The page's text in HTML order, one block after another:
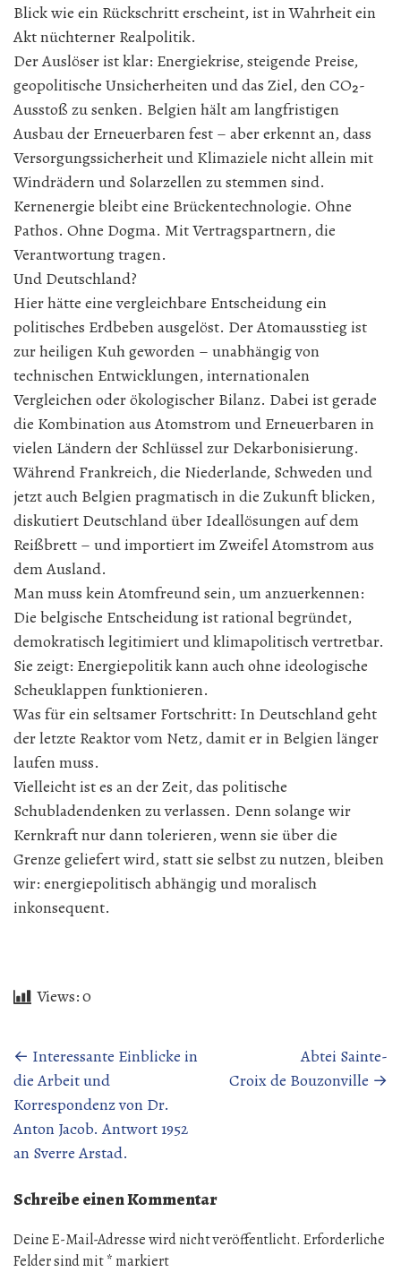
Blick wie ein Rückschritt erscheint, ist in Wahrheit ein
Akt nüchterner Realpolitik.
Der Auslöser ist klar: Energiekrise, steigende Preise,
geopolitische Unsicherheiten und das Ziel, den CO₂-
Ausstoß zu senken. Belgien hält am langfristigen
Ausbau der Erneuerbaren fest – aber erkennt an, dass
Versorgungssicherheit und Klimaziele nicht allein mit
Windrädern und Solarzellen zu stemmen sind.
Kernenergie bleibt eine Brückentechnologie. Ohne
Pathos. Ohne Dogma. Mit Vertragspartnern, die
Verantwortung tragen.
Und Deutschland?
Hier hätte eine vergleichbare Entscheidung ein
politisches Erdbeben ausgelöst. Der Atomausstieg ist
zur heiligen Kuh geworden – unabhängig von
technischen Entwicklungen, internationalen
Vergleichen oder ökologischer Bilanz. Dabei ist gerade
die Kombination aus Atomstrom und Erneuerbaren in
vielen Ländern der Schlüssel zur Dekarbonisierung.
Während Frankreich, die Niederlande, Schweden und
jetzt auch Belgien pragmatisch in die Zukunft blicken,
diskutiert Deutschland über Ideallösungen auf dem
Reißbrett – und importiert im Zweifel Atomstrom aus
dem Ausland.
Man muss kein Atomfreund sein, um anzuerkennen:
Die belgische Entscheidung ist rational begründet,
demokratisch legitimiert und klimapolitisch vertretbar.
Sie zeigt: Energiepolitik kann auch ohne ideologische
Scheuklappen funktionieren.
Was für ein seltsamer Fortschritt: In Deutschland geht
der letzte Reaktor vom Netz, damit er in Belgien länger
laufen muss.
Vielleicht ist es an der Zeit, das politische
Schubladendenken zu verlassen. Denn solange wir
Kernkraft nur dann tolerieren, wenn sie über die
Grenze geliefert wird, statt sie selbst zu nutzen, bleiben
wir: energiepolitisch abhängig und moralisch
inkonsequent.
Views:0
Beitragsnavigation
← Interessante Einblicke in
die Arbeit und
Korrespondenz von Dr.
Anton Jacob. Antwort 1952
an Sverre Arstad.
Abtei Sainte-
Croix de Bouzonville →
Schreibe einen Kommentar
Deine E-Mail-Adresse wird nicht veröffentlicht. Erforderliche
Felder sind mit* markiert